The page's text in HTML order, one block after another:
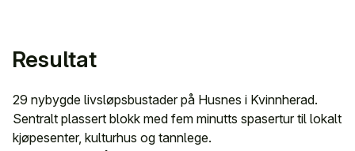
Resultat
29 nybygde livsløpsbustader på Husnes i Kvinnherad.
Sentralt plassert blokk med fem minutts spasertur til lokalt
kjøpesenter, kulturhus og tannlege.